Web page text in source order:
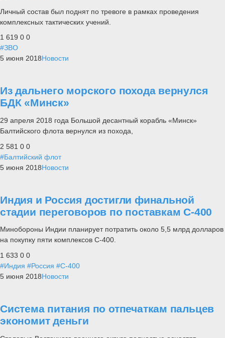
Личный состав был поднят по тревоге в рамках проведения
комплексных тактических учений.
1 619 0 0
#ЗВО
5 июня 2018Новости
Из дальнего морского похода вернулся
БДК «Минск»
29 апреля 2018 года Большой десантный корабль «Минск»
Балтийского флота вернулся из похода,
2 581 0 0
#Балтийский флот
5 июня 2018Новости
Индия и Россия достигли финальной
стадии переговоров по поставкам С-400
Минобороны Индии планирует потратить около 5,5 млрд долларов
на покупку пяти комплексов С-400.
1 633 0 0
#Индия #Россия #С-400
5 июня 2018Новости
Система питания по отпечаткам пальцев
экономит деньги